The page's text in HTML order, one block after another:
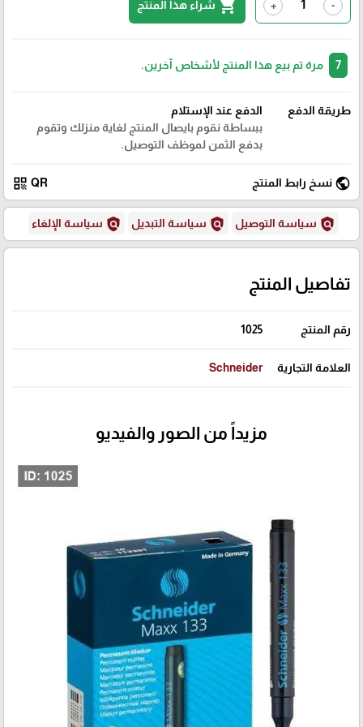
-
+
shopping_cart شراء هذا المنتج
مرة تم بيع هذا المنتج لأشخاص آخرين.
طريقة الدفع
الدفع عند الإستلام
ببساطة نقوم بايصال المنتج لغاية منزلك وتقوم
بدفع الثمن لموظف التوصيل.
public نسخ رابط المنتج QR
qr_code
policy سياسة التوصيل policy سياسة التبديل policy سياسة الإلغاء
تفاصيل المنتج
رقم المنتج 1025
العلامة التجارية Schneider
مزيداً من الصور والفيديو